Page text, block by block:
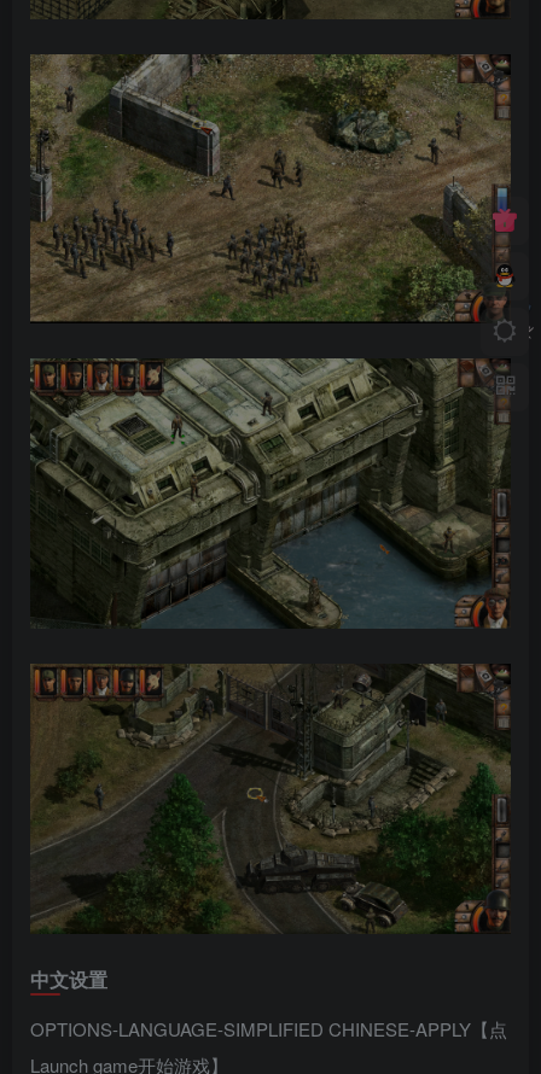
中文设置
OPTIONS-LANGUAGE-SIMPLIFIED CHINESE-APPLY【点
Launch game开始游戏】